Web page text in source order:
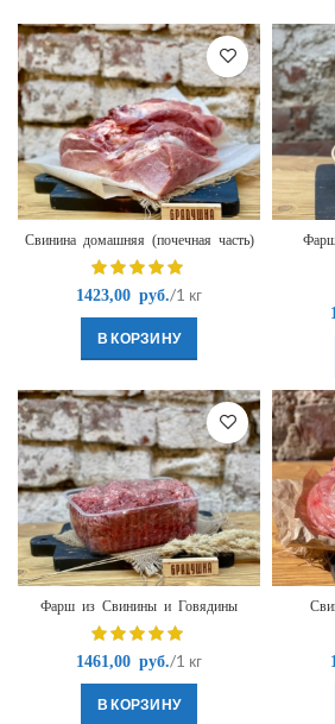
Свинина домашняя (почечная часть)
1423,00 руб. /1 кг
В КОРЗИНУ
Фарш из Свинины и Говядины
1461,00 руб. /1 кг
В КОРЗИНУ